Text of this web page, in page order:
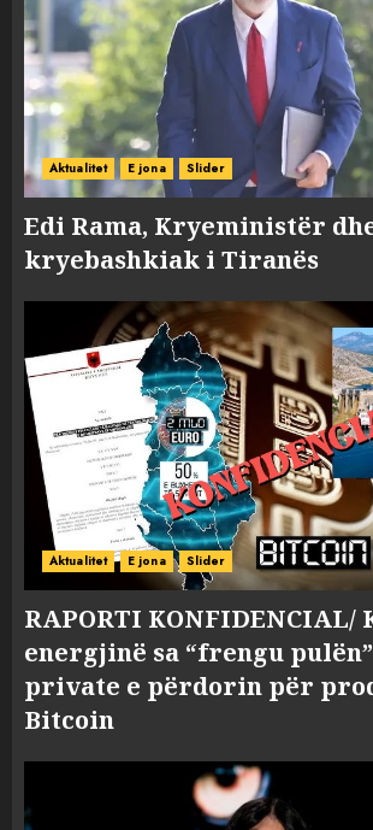
Aktualitet E jona Slider
Edi Rama, Kryeministër
kryebashkiak i Tiranës
Aktualitet E jona Slider
RAPORTI KONFIDENCIAL/
energjinë sa “frengu
private e përdorin për
Bitcoin